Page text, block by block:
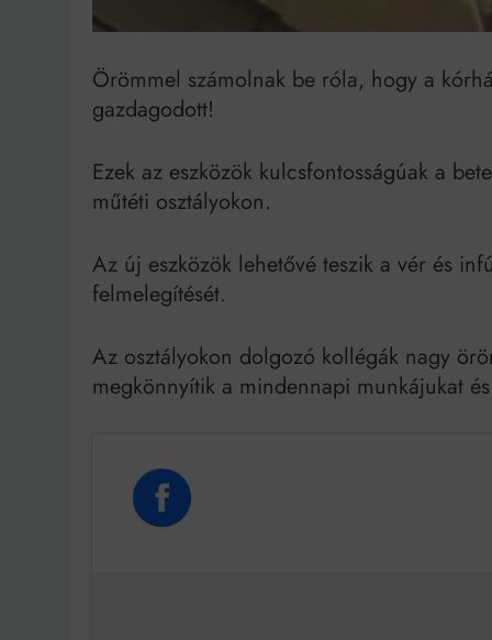
Örömmel számolnak be róla, hogy a
gazdagodott!
Ezek az eszközök kulcsfontosságúak a
műtéti osztályokon.
Az új eszközök lehetővé teszik a vér és
felmelegítését.
Az osztályokon dolgozó kollégák nagy
megkönnyítik a mindennapi munkájukat